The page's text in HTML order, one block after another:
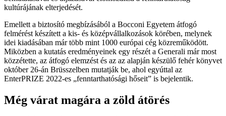
kultúrájának elterjedését.
Emellett a biztosító megbízásából a Bocconi Egyetem átfogó
felmérést készített a kis- és középvállalkozások körében, melynek
idei kiadásában már több mint 1000 európai cég közreműködött.
Miközben a kutatás eredményeinek egy részét a Generali már most
közzétette, az átfogó elemzést és az az alapján készülő fehér könyvet
október 26-án Brüsszelben mutatják be, ahol egyúttal az
EnterPRIZE 2022-es „fenntarthatósági hőseit” is bejelentik.
Még várat magára a zöld átörés